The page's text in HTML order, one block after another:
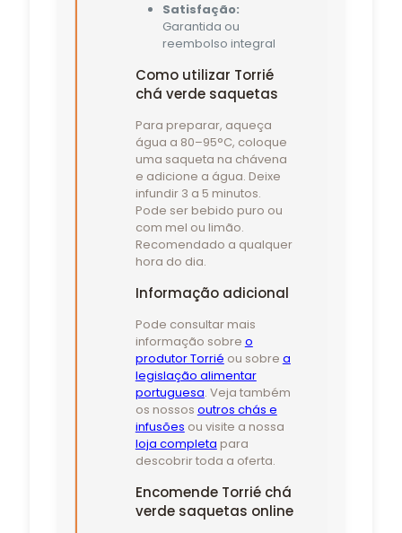
Satisfação:
Garantida ou
reembolso integral
Como utilizar Torrié
chá verde saquetas
Para preparar, aqueça
água a 80–95°C, coloque
uma saqueta na chávena
e adicione a água. Deixe
infundir 3 a 5 minutos.
Pode ser bebido puro ou
com mel ou limão.
Recomendado a qualquer
hora do dia.
Informação adicional
Pode consultar mais
informação sobre o
produtor Torrié ou sobre a
legislação alimentar
portuguesa. Veja também
os nossos outros chás e
infusões ou visite a nossa
loja completa para
descobrir toda a oferta.
Encomende Torrié chá
verde saquetas online